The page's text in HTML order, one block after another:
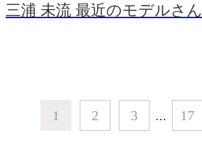
三浦 未流 最近のモデルさん
1 2 3 … 17